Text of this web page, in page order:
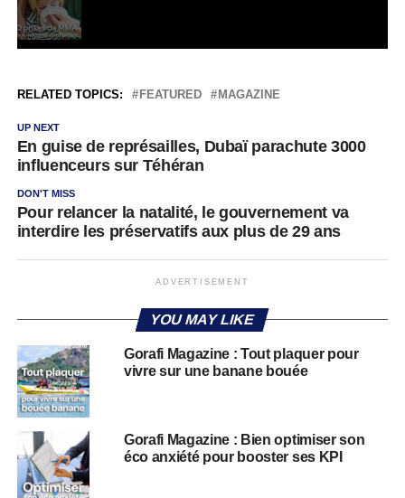
RELATED TOPICS: FEATURED MAGAZINE
UP NEXT
En guise de représailles, Dubaï parachute 3000
influenceurs sur Téhéran
DON'T MISS
Pour relancer la natalité, le gouvernement va
interdire les préservatifs aux plus de 29 ans
ADVERTISEMENT
YOU MAY LIKE
Gorafi Magazine : Tout plaquer pour
vivre sur une banane bouée
Gorafi Magazine : Bien optimiser son
éco anxiété pour booster ses KPI